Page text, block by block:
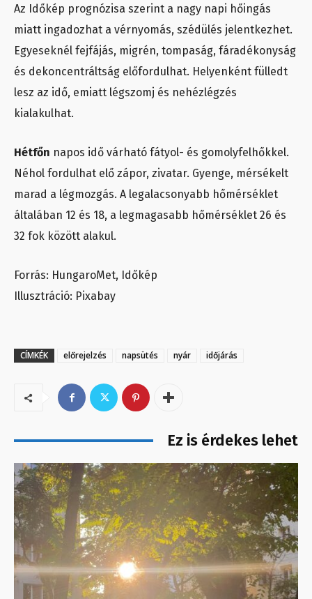
Az Időkép prognózisa szerint a nagy napi hőingás
miatt ingadozhat a vérnyomás, szédülés jelentkezhet.
Egyeseknél fejfájás, migrén, tompaság, fáradékonyság
és dekoncentráltság előfordulhat. Helyenként fülledt
lesz az idő, emiatt légszomj és nehézlégzés
kialakulhat.
Hétfőn napos idő várható fátyol- és gomolyfelhőkkel.
Néhol fordulhat elő zápor, zivatar. Gyenge, mérsékelt
marad a légmozgás. A legalacsonyabb hőmérséklet
általában 12 és 18, a legmagasabb hőmérséklet 26 és
32 fok között alakul.
Forrás: HungaroMet, Időkép
Illusztráció: Pixabay
CÍMKÉK előrejelzés napsütés nyár időjárás
Ez is érdekes lehet